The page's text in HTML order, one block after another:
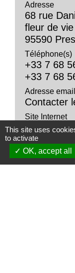
Adresse
68 rue
fleur de vie
95590
Téléphone(s)
+33 7 68
+33 7 68
Adresse email
Contacter
Site Internet
Réseaux
This site uses
to activate
OK, accept all